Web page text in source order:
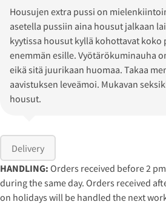
Housujen extra pussi on
asetella pussiin aina housut jalkaan
kyytissa housut kyllä kohottavat koko
enemmän esille. Vyötärökuminauha
eikä sitä juurikaan huomaa. Takaa
aavistuksen leveämoi. Mukavan
housut.
Delivery
HANDLING: Orders received before 2
during the same day. Orders received
on holidays will be handled the next